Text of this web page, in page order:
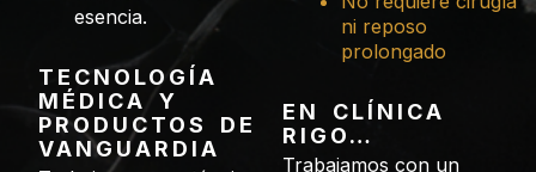
esencia.
TECNOLOGÍA
MÉDICA Y
PRODUCTOS DE
VANGUARDIA
ni reposo
prolongado
EN CLÍNICA
RIGO…
Trabajamos con un